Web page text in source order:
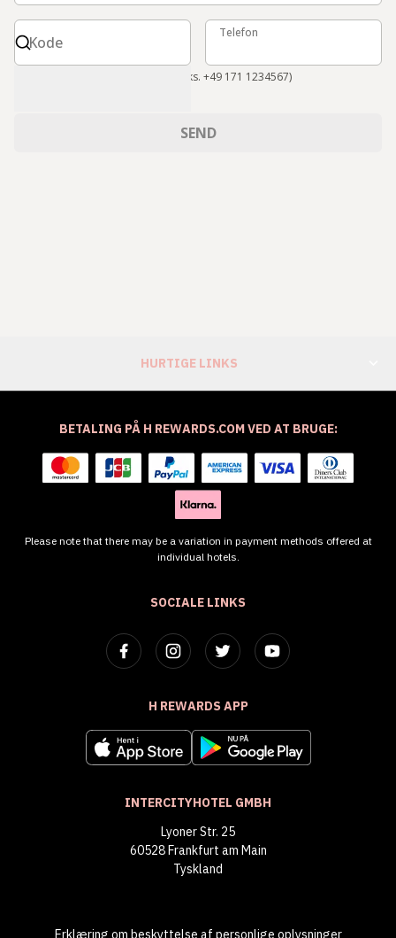
Kode
Kode
Telefon
Telefon
Internationalt format påkrævet (f.eks. +49 171 1234567)
SEND
HURTIGE LINKS
SOCIALE LINKS
H REWARDS APP
INTERCITYHOTEL GMBH
Lyoner Str. 25
60528 Frankfurt am Main
Tyskland
BETALING PÅ H REWARDS.COM VED AT BRUGE:
Please note that there may be a variation in payment methods offered at
individual hotels.